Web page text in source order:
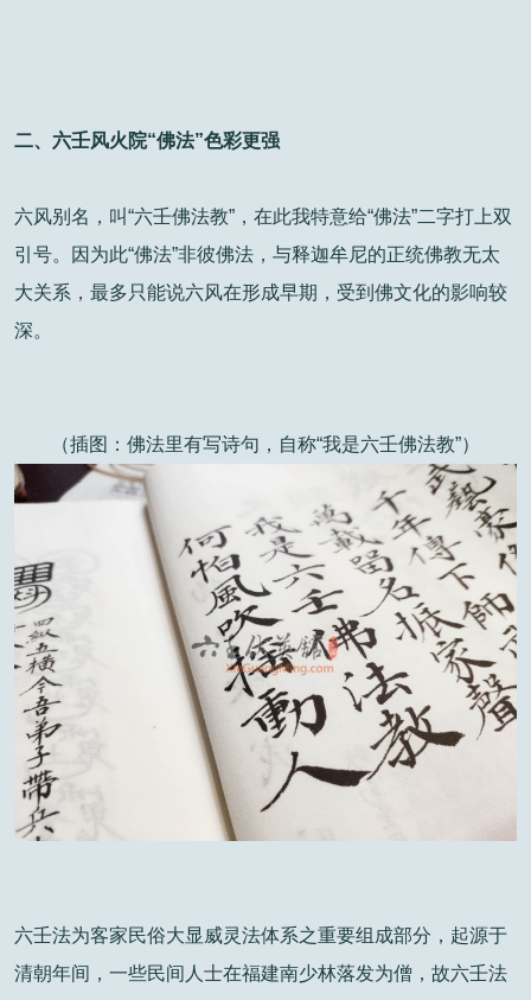
二、六壬风火院“佛法”色彩更强
六风别名，叫“六壬佛法教”，在此我特意给“佛法”二字打上双
引号。因为此“佛法”非彼佛法，与释迦牟尼的正统佛教无太
大关系，最多只能说六风在形成早期，受到佛文化的影响较
深。
（插图：佛法里有写诗句，自称“我是六壬佛法教”）
六壬法为客家民俗大显威灵法体系之重要组成部分，起源于
清朝年间，一些民间人士在福建南少林落发为僧，故六壬法